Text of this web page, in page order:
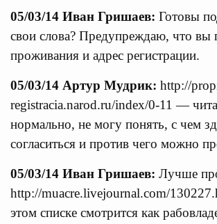
05/03/14 Иван Гришаев: Готовы
свои слова? Предупреждаю, что вы
проживания и адрес регистрации.
05/03/14 Артур Мудрик: http://
registracia.narod.ru/index/0-11 —
нормально, не могу понять, с чем
согласиться и против чего можно
05/03/14 Иван Гришаев: Лучше
http://muacre.livejournal.com/
этом списке смотрится как